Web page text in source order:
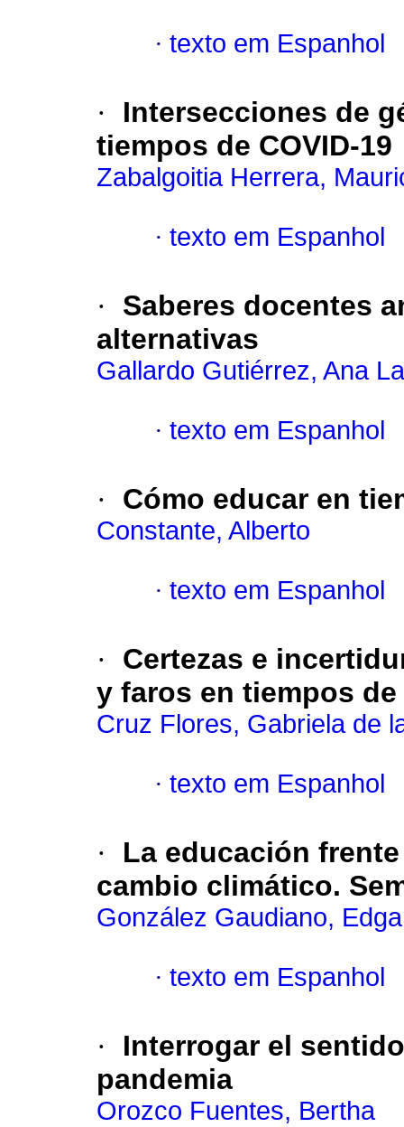
· texto em Espanhol
·
Intersecciones de
tiempos de COVID-19
Zabalgoitia Herrera,
· texto em Espanhol
·
Saberes docentes
alternativas
Gallardo Gutiérrez, Ana
· texto em Espanhol
· Cómo educar en
Constante, Alberto
· texto em Espanhol
·
Certezas e
y faros en tiempos de
Cruz Flores, Gabriela de
· texto em Espanhol
·
La educación
cambio climático.
González Gaudiano,
· texto em Espanhol
·
Interrogar el
pandemia
Orozco Fuentes, Bertha